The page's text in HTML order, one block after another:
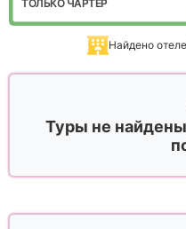
ТОЛЬКО ЧАРТЕР
Найдено
Туры не